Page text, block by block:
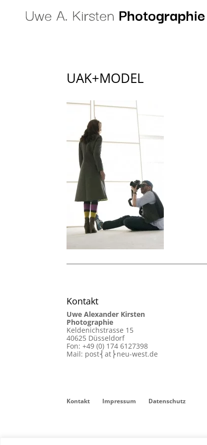
UAK+MODEL
Kontakt
Uwe Alexander Kirsten
Photographie
Keldenichstrasse 15
40625 Düsseldorf
Fon: +49 (0) 174 6127398
Mail: post⎨at⎬neu-west.de
Kontakt Impressum Datenschutz